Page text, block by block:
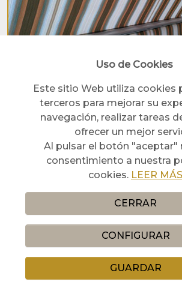
Toldo punto recto extensible,
Uso de Cookies
Este sitio Web utiliza cookies
terceros para mejorar su
navegación, realizar tareas
ofrecer un mejor
Al pulsar el botón "aceptar"
consentimiento a nuestra
cookies. LEER MÁS
CERRAR
CONFIGURAR
GUARDAR